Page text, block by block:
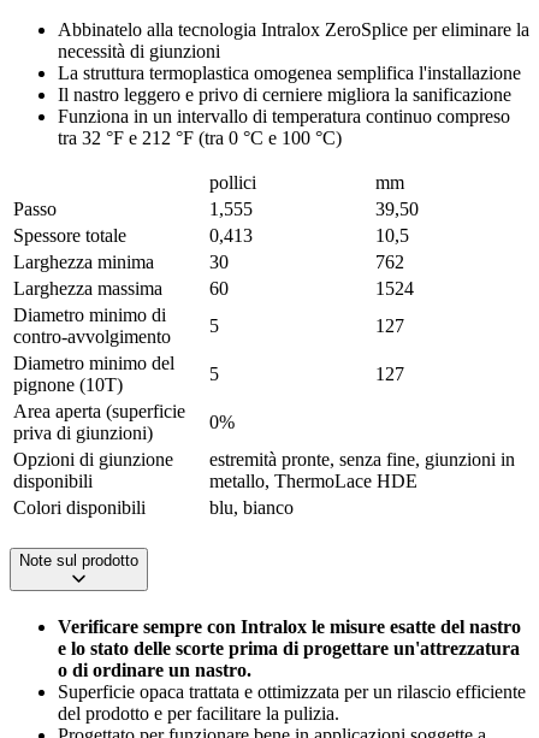
Abbinatelo alla tecnologia Intralox ZeroSplice per eliminare la
necessità di giunzioni
La struttura termoplastica omogenea semplifica l'installazione
Il nastro leggero e privo di cerniere migliora la sanificazione
Funziona in un intervallo di temperatura continuo compreso
tra 32 °F e 212 °F (tra 0 °C e 100 °C)
pollici
mm
Passo
1,555
39,50
Spessore totale
0,413
10,5
Larghezza minima
30
762
Larghezza massima
60
1524
Diametro minimo di
contro-avvolgimento
5
127
Diametro minimo del
pignone (10T)
5
127
Area aperta (superficie
priva di giunzioni)
0%
Opzioni di giunzione
disponibili
estremità pronte, senza fine, giunzioni in
metallo, ThermoLace HDE
Colori disponibili
blu, bianco
Note sul prodotto
Verificare sempre con Intralox le misure esatte del nastro
e lo stato delle scorte prima di progettare un'attrezzatura
o di ordinare un nastro.
Superficie opaca trattata e ottimizzata per un rilascio efficiente
del prodotto e per facilitare la pulizia.